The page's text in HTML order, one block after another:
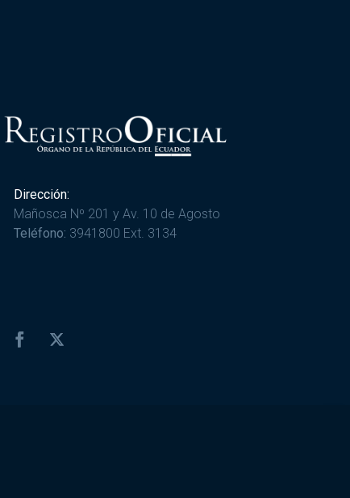
Dirección:
Mañosca Nº 201 y Av. 10 de Agosto
Teléfono: 3941800 Ext. 3134